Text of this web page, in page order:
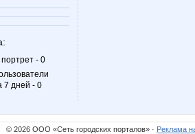
- 0
7 дней - 0
© 2026 ООО «Сеть городских порталов» · Реклама